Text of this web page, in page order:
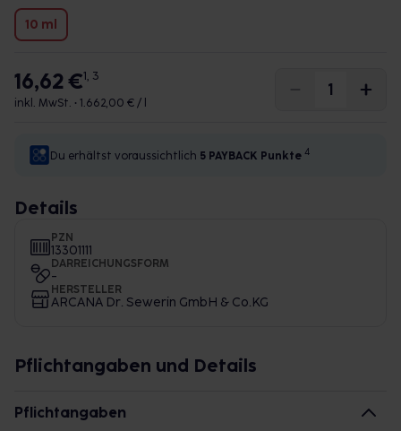
10 ml
16,62 €1, 3
inkl. MwSt. • 1.662,00 € / l
Du erhältst voraussichtlich 5 PAYBACK Punkte 4
Details
PZN
13301111
DARREICHUNGSFORM
-
HERSTELLER
ARCANA Dr. Sewerin GmbH & Co.KG
Pflichtangaben und Details
Pflichtangaben